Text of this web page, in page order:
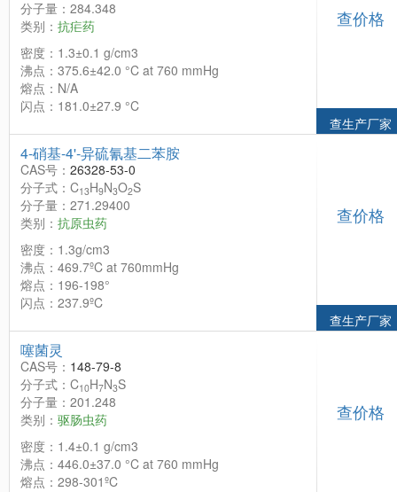
分子量：284.348
类别： 抗疟药
密度：1.3±0.1 g/cm3
沸点：375.6±42.0 °C at 760 mmHg
熔点：N/A
闪点：181.0±27.9 °C
查价格
查生产厂家
4-硝基-4'-异硫氰基二苯胺
CAS号： 26328-53-0
分子式：C13H9N3O2S
分子量：271.29400
类别： 抗原虫药
密度：1.3g/cm3
沸点：469.7ºC at 760mmHg
熔点：196-198°
闪点：237.9ºC
查价格
查生产厂家
噻菌灵
CAS号： 148-79-8
分子式：C10H7N3S
分子量：201.248
类别： 驱肠虫药
密度：1.4±0.1 g/cm3
沸点：446.0±37.0 °C at 760 mmHg
熔点：298-301ºC
查价格